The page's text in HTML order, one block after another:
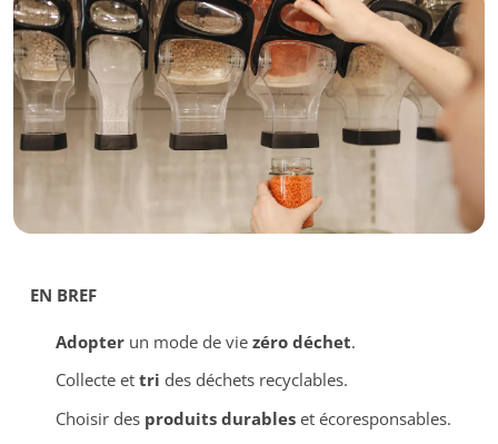
EN BREF
Adopterun mode de vie zéro déchet.
Collecte et tri des déchets recyclables.
Choisir des produits durableset écoresponsables.